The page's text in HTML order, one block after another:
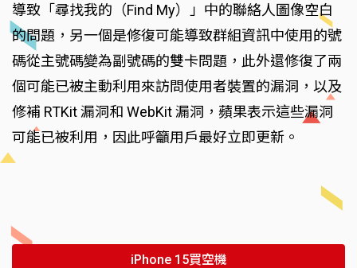
導致「尋找我的（Find My）」中的聯絡人圖像空白
的問題，另一個是修復可能導致群組資訊中使用的號
碼從主號碼變為副號碼的雙卡問題，此外還修復了兩
個可能已被主動利用來訪問使用者裝置的漏洞，以及
修補 RTKit 漏洞和 WebKit 漏洞，蘋果表示這些漏洞
可能已被利用，因此呼籲用戶最好立即更新。
iPhone 15買空機